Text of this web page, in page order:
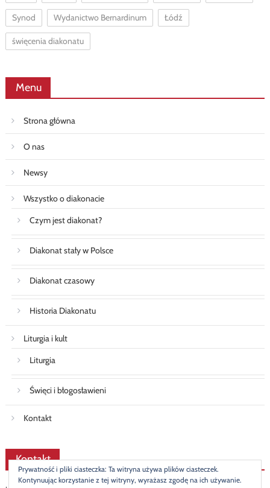
Synod Wydanictwo Bernardinum Łódź
święcenia diakonatu
Menu
Strona główna
O nas
Newsy
Wszystko o diakonacie
Czym jest diakonat?
Diakonat stały w Polsce
Diakonat czasowy
Historia Diakonatu
Liturgia i kult
Liturgia
Święci i błogosławieni
Kontakt
Kontakt
Prywatność i pliki ciasteczka: Ta witryna używa plików ciasteczek.
Kontynuując korzystanie z tej witryny, wyrażasz zgodę na ich używanie.